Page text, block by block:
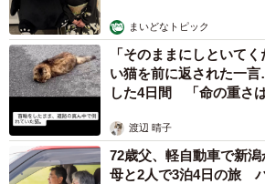
まいどなトピック
「そのままにしといて
い猫を前に返された一
した4日間 「命の重さ
渡辺 晴子
72歳父、軽自動車で新
母と2人で3泊4日の旅